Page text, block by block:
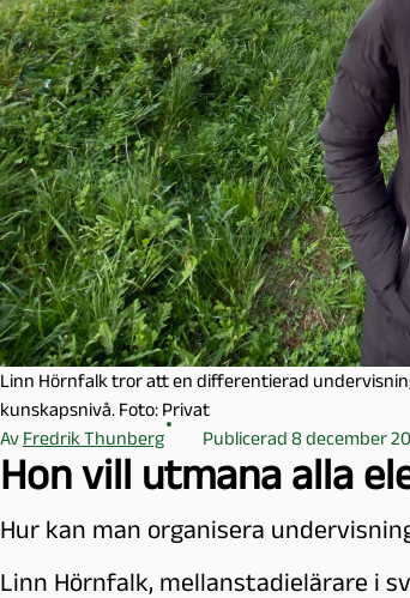
l
m
ö
Linn Hörnfalk tror att en differentierad
kunskapsnivå. Foto: Privat
Av Fredrik Thunberg Publicerad 8 december
Hon vill utmana alla
Hur kan man organisera
Linn Hörnfalk, mellanstadielärare i